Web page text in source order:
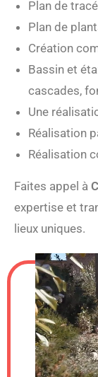
Plan de tracé
Plan de
Création
Bassin et
cascades,
Une
Réalisation
Réalisation
Faites appel à
expertise et
lieux uniques.